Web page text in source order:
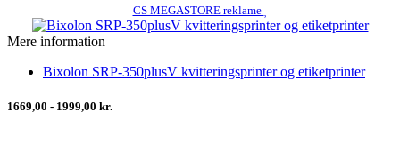
CS MEGASTORE reklame
Mere information
Bixolon SRP-350plusV kvitteringsprinter og etiketprinter
1669,00 - 1999,00 kr.